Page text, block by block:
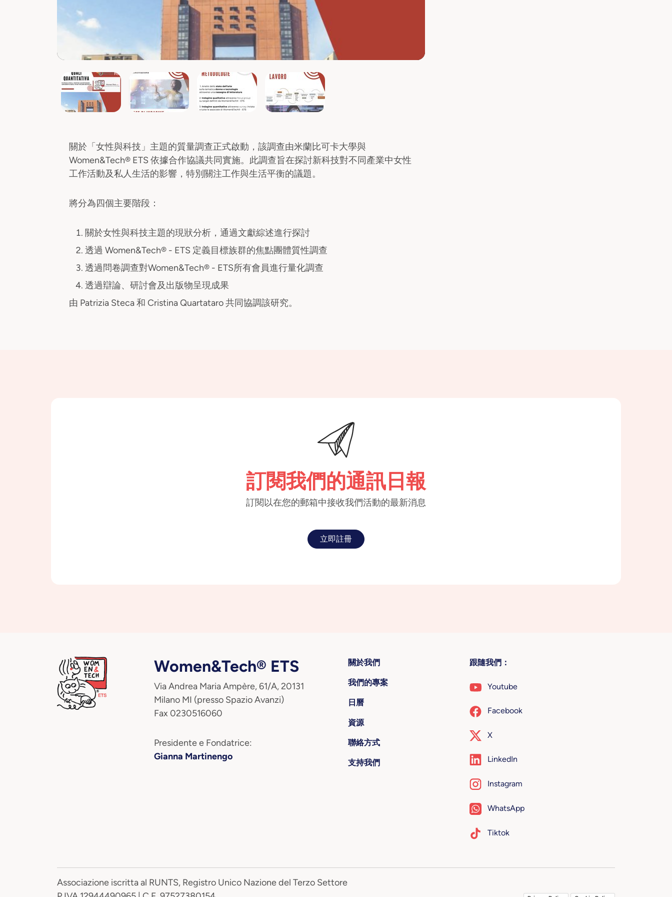
關於「女性與科技」主題的質量調查正式啟動，該調查由米蘭比可卡大學與
Women&Tech® ETS 依據合作協議共同實施。此調查旨在探討新科技對不同產業中女性
工作活動及私人生活的影響，特別關注工作與生活平衡的議題。
將分為四個主要階段：
關於女性與科技主題的現狀分析，通過文獻綜述進行探討
透過 Women&Tech® - ETS 定義目標族群的焦點團體質性調查
透過問卷調查對Women&Tech® - ETS所有會員進行量化調查
透過辯論、研討會及出版物呈現成果
由 Patrizia Steca 和 Cristina Quartataro 共同協調該研究。
訂閱我們的通訊日報
訂閱以在您的郵箱中接收我們活動的最新消息
立即註冊
Women&Tech® ETS
Via Andrea Maria Ampère, 61/A, 20131
Milano MI (presso Spazio Avanzi)
Fax 0230516060
Presidente e Fondatrice:
Gianna Martinengo
關於我們
我們的專案
日曆
資源
聯絡方式
支持我們
跟隨我們：
Youtube
Facebook
X
LinkedIn
Instagram
WhatsApp
Tiktok
Associazione iscritta al RUNTS, Registro Unico Nazione del Terzo Settore